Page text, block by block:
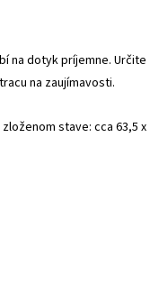
na dotyk príjemne. Určite
na zaujímavosti.
stave: cca 63,5 x